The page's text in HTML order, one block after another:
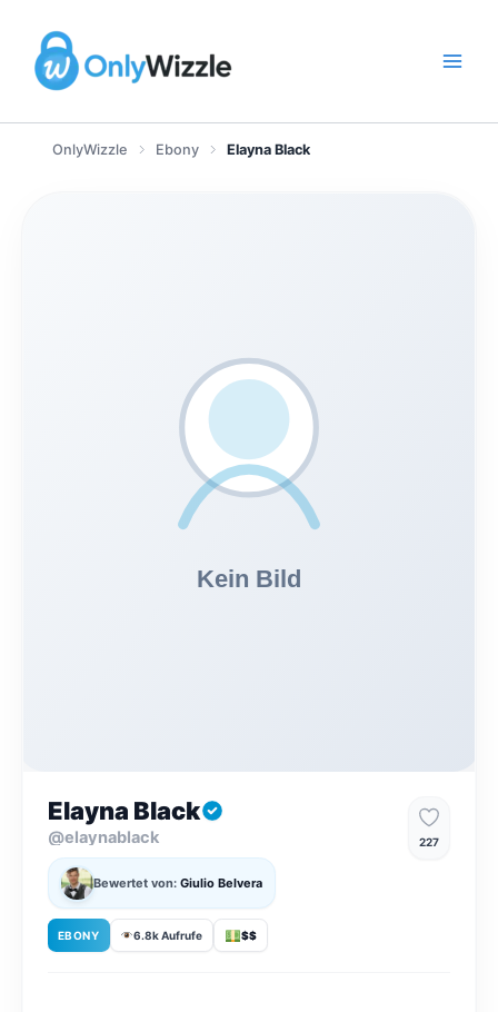
springen
OnlyWizzle Ebony Elayna Black
Elayna Black
@elaynablack
Bewertet von: Giulio Belvera
EBONY 6.8k Aufrufe $$
227